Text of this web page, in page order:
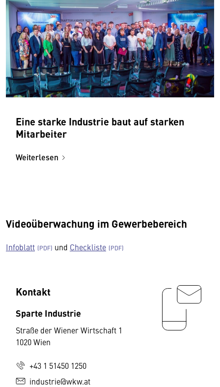
Eine starke Industrie baut auf starken
Mitarbeiter
Weiterlesen
Videoüberwachung im Gewerbebereich
Infoblatt und Checkliste
Kontakt
Sparte Industrie
Straße der Wiener Wirtschaft 1
1020 Wien
+43 1 51450 1250
industrie@wkw.at